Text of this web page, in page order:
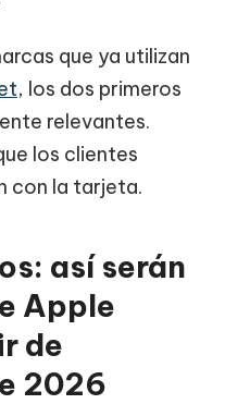
que ya utilizan
, los dos primeros
relevantes.
los clientes
con la tarjeta.
así serán
Apple
de
2026